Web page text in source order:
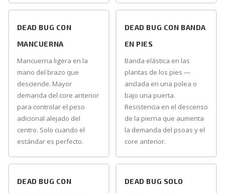
DEAD BUG CON
MANCUERNA
Mancuerna ligera en la
mano del brazo que
desciende. Mayor
demanda del core anterior
para controlar el peso
adicional alejado del
centro. Solo cuando el
estándar es perfecto.
DEAD BUG CON BANDA
EN PIES
Banda elástica en las
plantas de los pies —
anclada en una polea o
bajo una puerta.
Resistencia en el descenso
de la pierna que aumenta
la demanda del psoas y el
core anterior.
DEAD BUG CON
DEAD BUG SOLO